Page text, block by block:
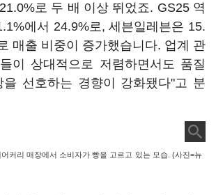
로 두 배 이상 뛰었죠. GS25 역
에서 24.9%로, 세븐일레븐은 15.
매출 비중이 증가했습니다. 업계 관
이 상대적으로 저렴하면서도 품질
선호하는 경향이 강화됐다"고 분
커리 매장에서 소비자가 빵을 고르고 있는 모습. (사진=뉴